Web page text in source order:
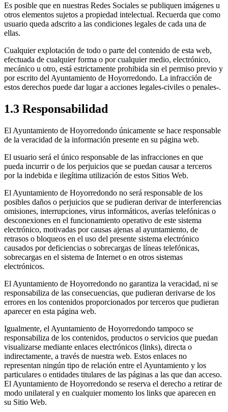
Es posible que en nuestras Redes Sociales se publiquen imágenes u
otros elementos sujetos a propiedad intelectual. Recuerda que como
usuario queda adscrito a las condiciones legales de cada una de
ellas.
Cualquier explotación de todo o parte del contenido de esta web,
efectuada de cualquier forma o por cualquier medio, electrónico,
mecánico u otro, está estrictamente prohibida sin el permiso previo y
por escrito del Ayuntamiento de Hoyorredondo. La infracción de
estos derechos puede dar lugar a acciones legales-civiles o penales-.
1.3 Responsabilidad
El Ayuntamiento de Hoyorredondo únicamente se hace responsable
de la veracidad de la información presente en su página web.
El usuario será el único responsable de las infracciones en que
pueda incurrir o de los perjuicios que se puedan causar a terceros
por la indebida e ilegítima utilización de estos Sitios Web.
El Ayuntamiento de Hoyorredondo no será responsable de los
posibles daños o perjuicios que se pudieran derivar de interferencias
omisiones, interrupciones, virus informáticos, averías telefónicas o
desconexiones en el funcionamiento operativo de este sistema
electrónico, motivadas por causas ajenas al ayuntamiento, de
retrasos o bloqueos en el uso del presente sistema electrónico
causados por deficiencias o sobrecargas de líneas telefónicas,
sobrecargas en el sistema de Internet o en otros sistemas
electrónicos.
El Ayuntamiento de Hoyorredondo no garantiza la veracidad, ni se
responsabiliza de las consecuencias, que pudieran derivarse de los
errores en los contenidos proporcionados por terceros que pudieran
aparecer en esta página web.
Igualmente, el Ayuntamiento de Hoyorredondo tampoco se
responsabiliza de los contenidos, productos o servicios que puedan
visualizarse mediante enlaces electrónicos (links), directa o
indirectamente, a través de nuestra web. Estos enlaces no
representan ningún tipo de relación entre el Ayuntamiento y los
particulares o entidades titulares de las páginas a las que dan acceso.
El Ayuntamiento de Hoyorredondo se reserva el derecho a retirar de
modo unilateral y en cualquier momento los links que aparecen en
su Sitio Web.